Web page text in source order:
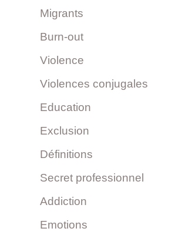
Migrants
Burn-out
Violence
Violences conjugales
Education
Exclusion
Définitions
Secret professionnel
Addiction
Emotions